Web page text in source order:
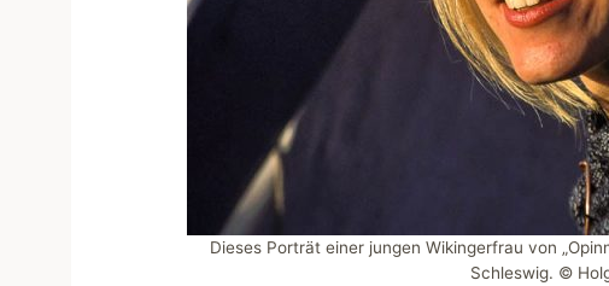
Dieses Porträt einer jungen Wikingerfrau von
Schleswig. ©